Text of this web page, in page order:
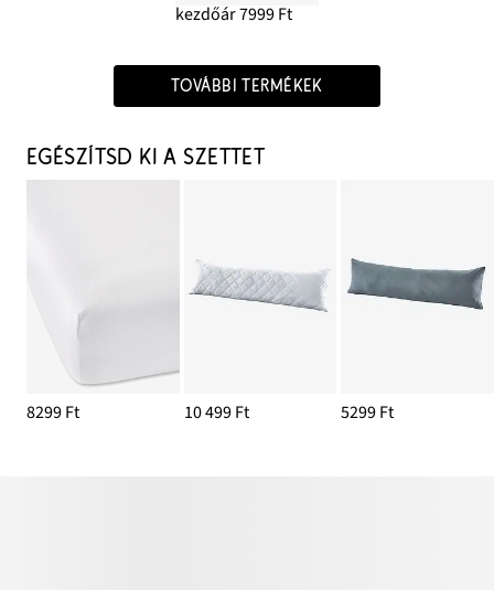
kezdőár 7999 Ft
TOVÁBBI TERMÉKEK
EGÉSZÍTSD KI A SZETTET
8299 Ft 10 499 Ft 5299 Ft